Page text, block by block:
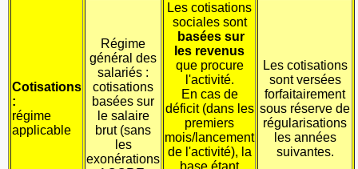
Cotisations
:
régime
applicable
Régime
général des
salariés :
cotisations
basées sur
le salaire
brut (sans
les
exonérations
Les cotisations
sociales sont
basées sur
les revenus
que procure
l'activité.
En cas de
déficit (dans les
premiers
mois/lancement
de l'activité), la
base étant
Les cotisations
sont versées
forfaitairement
sous réserve de
régularisations
les années
suivantes.